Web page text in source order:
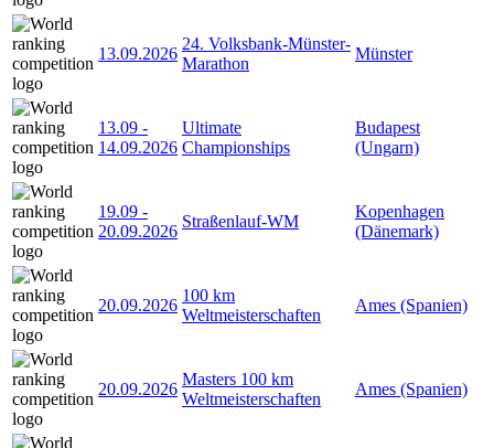
13.09.2026
24. Volksbank-Münster-
Marathon
Münster
13.09 -
14.09.2026
Ultimate
Championships
Budapest
(Ungarn)
19.09 -
20.09.2026
Straßenlauf-WM
Kopenhagen
(Dänemark)
20.09.2026
100 km
Weltmeisterschaften
Ames (Spanien)
20.09.2026
Masters 100 km
Weltmeisterschaften
Ames (Spanien)